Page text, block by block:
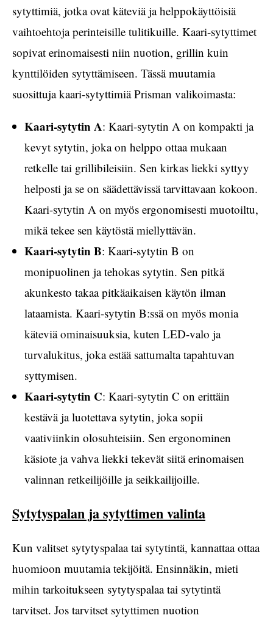
sytyttimiä, jotka ovat käteviä ja helppokäyttöisiä
vaihtoehtoja perinteisille tulitikuille. Kaari-sytyttimet
sopivat erinomaisesti niin nuotion, grillin kuin
kynttilöiden sytyttämiseen. Tässä muutamia
suosittuja kaari-sytyttimiä Prisman valikoimasta:
Kaari-sytytin A: Kaari-sytytin A on kompakti ja
kevyt sytytin, joka on helppo ottaa mukaan
retkelle tai grillibileisiin. Sen kirkas liekki syttyy
helposti ja se on säädettävissä tarvittavaan kokoon.
Kaari-sytytin A on myös ergonomisesti muotoiltu,
mikä tekee sen käytöstä miellyttävän.
Kaari-sytytin B: Kaari-sytytin B on
monipuolinen ja tehokas sytytin. Sen pitkä
akunkesto takaa pitkäaikaisen käytön ilman
lataamista. Kaari-sytytin B:ssä on myös monia
käteviä ominaisuuksia, kuten LED-valo ja
turvalukitus, joka estää sattumalta tapahtuvan
syttymisen.
Kaari-sytytin C: Kaari-sytytin C on erittäin
kestävä ja luotettava sytytin, joka sopii
vaativiinkin olosuhteisiin. Sen ergonominen
käsiote ja vahva liekki tekevät siitä erinomaisen
valinnan retkeilijöille ja seikkailijoille.
Sytytyspalan ja sytyttimen valinta
Kun valitset sytytyspalaa tai sytytintä, kannattaa ottaa
huomioon muutamia tekijöitä. Ensinnäkin, mieti
mihin tarkoitukseen sytytyspalaa tai sytytintä
tarvitset. Jos tarvitset sytyttimen nuotion